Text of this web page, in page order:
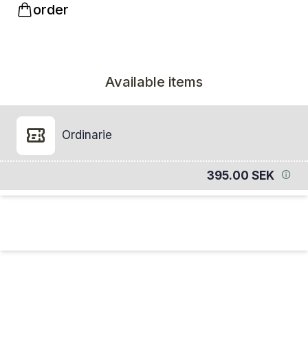
order
Available items
Ordinarie
395.00 SEK